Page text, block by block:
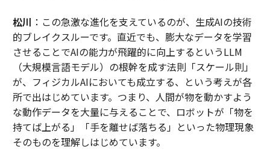
松川 ：この急激な進化を支えているのが、生成AIの技術
的ブレイクスルーです。直近でも、膨大なデータを学習
させることでAIの能力が飛躍的に向上するというLLM
（大規模言語モデル）の根幹を成す法則「スケール則」
が、フィジカルAIにおいても成立する、という考えが各
所で出はじめています。つまり、人間が物を動かすよう
な動作データを大量に与えることで、ロボットが「物を
持てば上がる」「手を離せば落ちる」といった物理現象
そのものを理解しはじめています。